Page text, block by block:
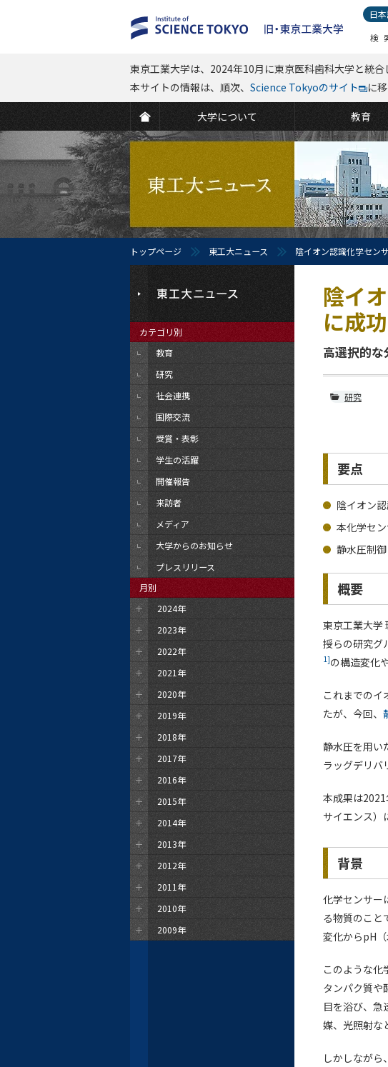
大学について 教育
東京工業大学は、2024年10月に東京医科歯科大学と統
本サイトの情報は、順次、 Science Tokyoのサイト に
検
日
トップページ 東工大ニュース 陰イオン認識化学セン
陰イ
に成功
高選択的
研究
要点
陰イオン
本化学セ
静水圧制
概要
東京工業大学
授らの研究グ
1]の構造変化
これまでのイ
たが、今回、
静水圧を用い
ラッグデリバ
本成果は
サイエンス）
背景
化学センサー
る物質のこと
変化からpH（
このような化
タンパク質や
目を浴び、急
媒、光照射な
しかしなが
カテゴリ別
教育
研究
社会連携
国際交流
受賞・表彰
学生の活躍
開催報告
来訪者
メディア
大学からのお知らせ
プレスリリース
月別
2024年
2023年
2022年
2021年
2020年
2019年
2018年
2017年
2016年
2015年
2014年
2013年
2012年
2011年
2010年
2009年